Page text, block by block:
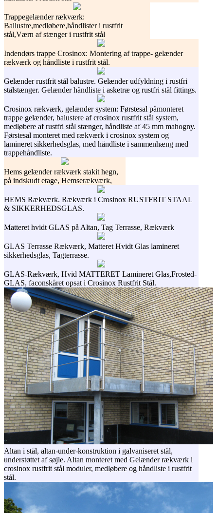
Trappegelænder rækværk:
Ballustre,medløbere,håndlister i rustfrit
stål,Værn af stænger i rustfrit stål
Indendørs trappe Crosinox: Montering af trappe- gelænder
rækværk og håndliste i rustfrit stål.
Gelænder rustfrit stål balustre. Gelænder udfyldning i rustfri
stålstænger. Gelænder håndliste i asketræ og rustfri stål fittings.
Crosinox rækværk, gelænder system: Førstesal påmonteret
trappe gelænder, balustere af crosinox rustfrit stål system,
medløbere af rustfri stål stænger, håndliste af 45 mm mahogny.
Førstesal monteret med rækværk i crosinox system og
lamineret sikkerhedsglas, med håndliste i sammenhæng med
trappehåndliste.
Hems gelænder rækværk stakit hegn,
på indskudt etage, Hemserækværk,
HEMS Rækværk. Rækværk i Crosinox RUSTFRIT STAAL
& SIKKERHEDSGLAS.
Matteret hvidt GLAS på Altan, Tag Terrasse, Rækværk
GLAS Terrasse Rækværk, Matteret Hvidt Glas lamineret
sikkerhedsglas, Tagterrasse.
GLAS-Rækværk, Hvid MATTERET Lamineret Glas,Frosted-
GLAS, faconskåret opsat i Crosinox Rustfrit Stål.
Altan i stål, altan-under-konstruktion i galvaniseret stål,
understøttet af søjle. Altan monteret med Gelænder rækværk i
crosinox rustfrit stål moduler, medløbere og håndliste i rustfrit
stål.